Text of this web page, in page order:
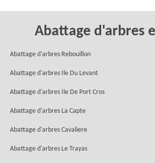
Abattage d'arbres
Abattage d'arbres Rebouillon
Abattage d'arbres Ile Du Levant
Abattage d'arbres Ile De Port Cros
Abattage d'arbres La Capte
Abattage d'arbres Cavaliere
Abattage d'arbres Le Trayas